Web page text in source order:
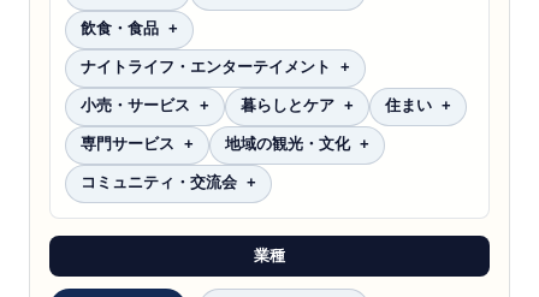
飲食・食品
ナイトライフ・エンターテイメント
小売・サービス 暮らしとケア 住まい
専門サービス 地域の観光・文化
コミュニティ・交流会
業種